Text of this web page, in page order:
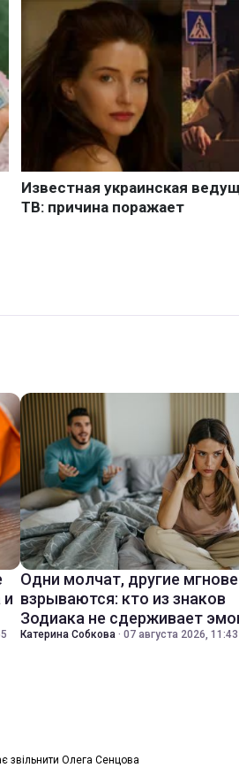
и
Одни молчат, другие
взрываются: кто из знаков
Зодиака не сдерживает
Катерина Собкова · 07 августа 2026, 11:43
звільнити Олега Сенцова